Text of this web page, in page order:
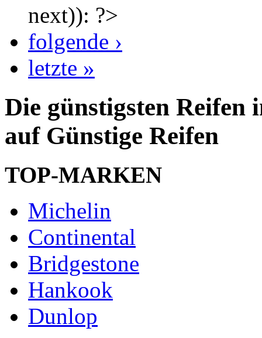
next)): ?>
folgende ›
letzte »
Die günstigsten Reifen
auf Günstige Reifen
TOP-MARKEN
Michelin
Continental
Bridgestone
Hankook
Dunlop